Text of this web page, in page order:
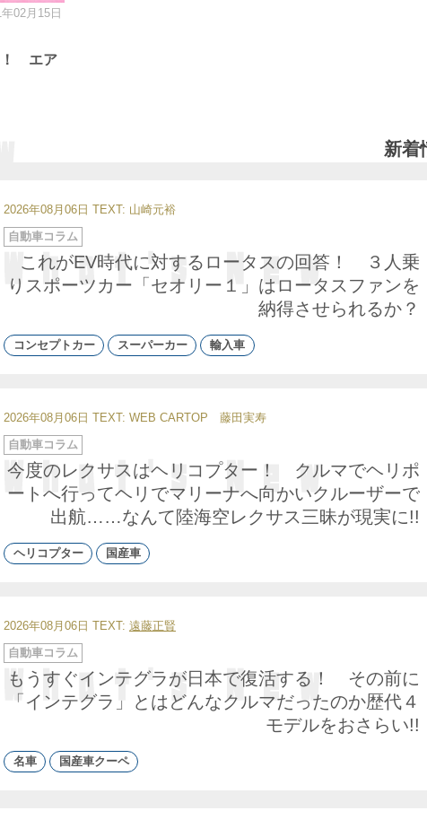
！ エア
02月15日
新着
2026年08月06日 TEXT: 山崎元裕
これがEV時代に対するロータスの回答！ ３人乗
りスポーツカー「セオリー１」はロータスファンを
納得させられるか？
カ
テ
自動車コラム
コンセプトカー スーパーカー 輸入車
2026年08月06日 TEXT: WEB CARTOP 藤田実寿
今度のレクサスはヘリコプター！ クルマでヘリポ
ートへ行ってヘリでマリーナへ向かいクルーザーで
出航……なんて陸海空レクサス三昧が現実に!!
カ
テ
ゴ
リ
自動車コラム
ヘリコプター 国産車
2026年08月06日 TEXT: 遠藤正賢
もうすぐインテグラが日本で復活する！ その前に
「インテグラ」とはどんなクルマだったのか歴代４
モデルをおさらい!!
カ
テ
ゴ
リ
ー
自動車コラム
名車 国産車クーペ